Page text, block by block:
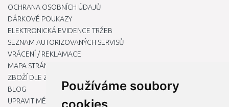
Používáme soubory
OCHRANA OSOBNÍCH ÚDAJŮ
DÁRKOVÉ POUKAZY
ELEKTRONICKÁ EVIDENCE TRŽEB
SEZNAM AUTORIZOVANÝCH SERVISŮ
VRÁCENÍ / REKLAMACE
MAPA STRÁNKY
ZBOŽÍ DLE ZNAČEK
BLOG
UPRAVIT MÉ PŘEDVOLBY COOKIES